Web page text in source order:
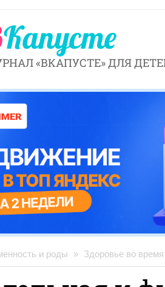
«ВКАПУСТЕ» ДЛЯ
и роды » Здоровье во